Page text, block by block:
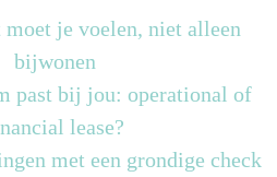
moet je voelen, niet alleen
bijwonen
past bij jou: operational of
lease?
met een grondige check